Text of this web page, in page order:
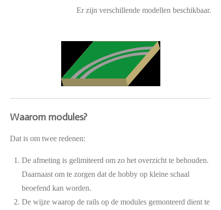
Er zijn verschillende modellen beschikbaar.
Waarom modules?
Dat is om twee redenen:
De afmeting is gelimiteerd om zo het overzicht te behouden.
Daarnaast om te zorgen dat de hobby op kleine schaal
beoefend kan worden.
De wijze waarop de rails op de modules gemonteerd dient te